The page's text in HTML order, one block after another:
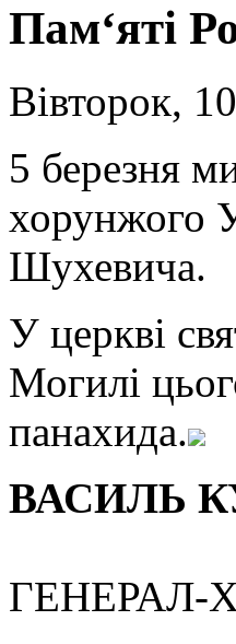
Пам‘яті
Вівторок,
5 березня
хорунжого
Шухевича.
У церкві
Могилі
панахида.
ВАСИЛЬ